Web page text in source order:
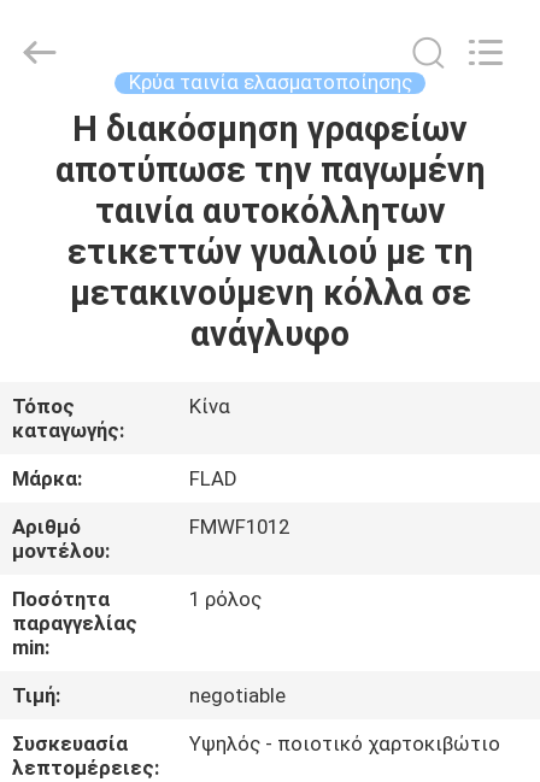
ΣΠΊΤΙ
ΠΡΟΪΌΝΤΑ
ΣΧΕΤΙΚΆ
ΕΠΙΣΚΕΨΉ
ΕΡΓΟΣΤΑΣΊΟΥ
ΈΛΕΓΧΟΣ
ΠΟΙΌΤΗΤΑΣ
ΕΠΙΚΟΙΝΩΝΉΣΤΕ
ΜΑΖΊ
ΜΑΣ
Material
Κρύα ταινία ελασματοποίησης
Η διακόσμηση γραφείων
αποτύπωσε την παγωμένη
ταινία αυτοκόλλητων
ετικεττών γυαλιού με τη
μετακινούμενη κόλλα σε
ανάγλυφο
Τόπος
καταγωγής:
Κίνα
Μάρκα:
FLAD
Αριθμό
μοντέλου:
FMWF1012
Ποσότητα
παραγγελίας
min:
1 ρόλος
Τιμή:
negotiable
Συσκευασία
λεπτομέρειες:
Υψηλός - ποιοτικό χαρτοκιβώτιο